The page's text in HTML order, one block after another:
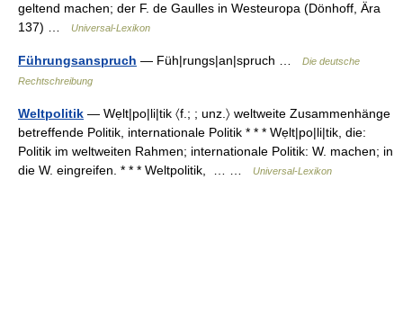
geltend machen; der F. de Gaulles in Westeuropa (Dönhoff, Ära
137) …
Universal-Lexikon
Führungsanspruch — Füh|rungs|an|spruch …
Die deutsche
Rechtschreibung
Weltpolitik — Wẹlt|po|li|tik 〈f.; ; unz.〉 weltweite Zusammenhänge
betreffende Politik, internationale Politik * * * Wẹlt|po|li|tik, die:
Politik im weltweiten Rahmen; internationale Politik: W. machen; in
die W. eingreifen. * * * Weltpolitik, … …
Universal-Lexikon